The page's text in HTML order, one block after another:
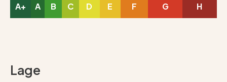
A+ A B C D E F G H
Lage